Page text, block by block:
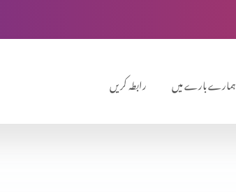
رابطہ کریں ہمارے بارے میں